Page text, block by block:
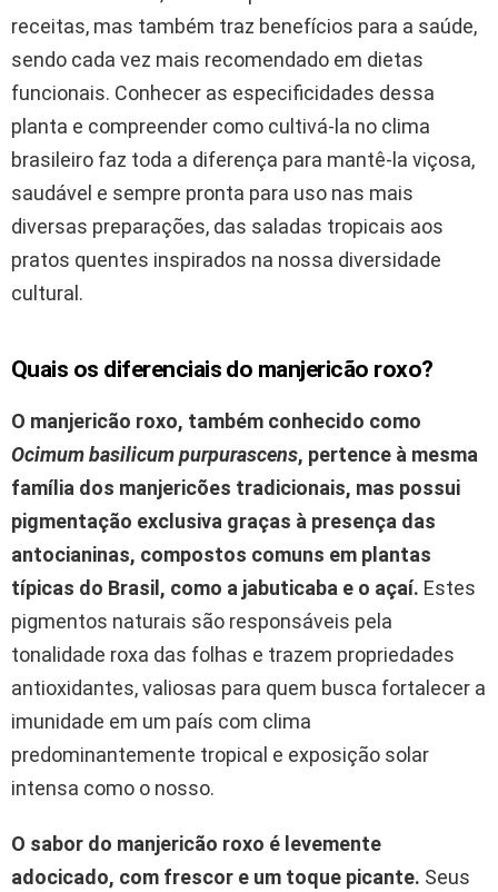
receitas, mas também traz benefícios para a saúde,
sendo cada vez mais recomendado em dietas
funcionais. Conhecer as especificidades dessa
planta e compreender como cultivá-la no clima
brasileiro faz toda a diferença para mantê-la viçosa,
saudável e sempre pronta para uso nas mais
diversas preparações, das saladas tropicais aos
pratos quentes inspirados na nossa diversidade
cultural.
Quais os diferenciais do manjericão roxo?
O manjericão roxo, também conhecido como
Ocimum basilicum purpurascens, pertence à mesma
família dos manjericões tradicionais, mas possui
pigmentação exclusiva graças à presença das
antocianinas, compostos comuns em plantas
típicas do Brasil, como a jabuticaba e o açaí. Estes
pigmentos naturais são responsáveis pela
tonalidade roxa das folhas e trazem propriedades
antioxidantes, valiosas para quem busca fortalecer a
imunidade em um país com clima
predominantemente tropical e exposição solar
intensa como o nosso.
O sabor do manjericão roxo é levemente
adocicado, com frescor e um toque picante. Seus